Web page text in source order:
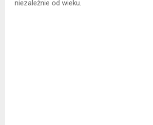
niezależnie od wieku.